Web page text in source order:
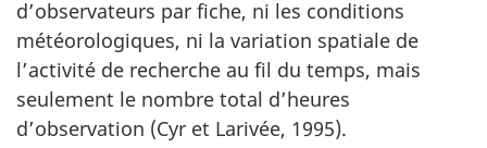
d’observateurs par fiche, ni les conditions
météorologiques, ni la variation spatiale de
l’activité de recherche au fil du temps, mais
seulement le nombre total d’heures
d’observation (Cyr et Larivée, 1995).